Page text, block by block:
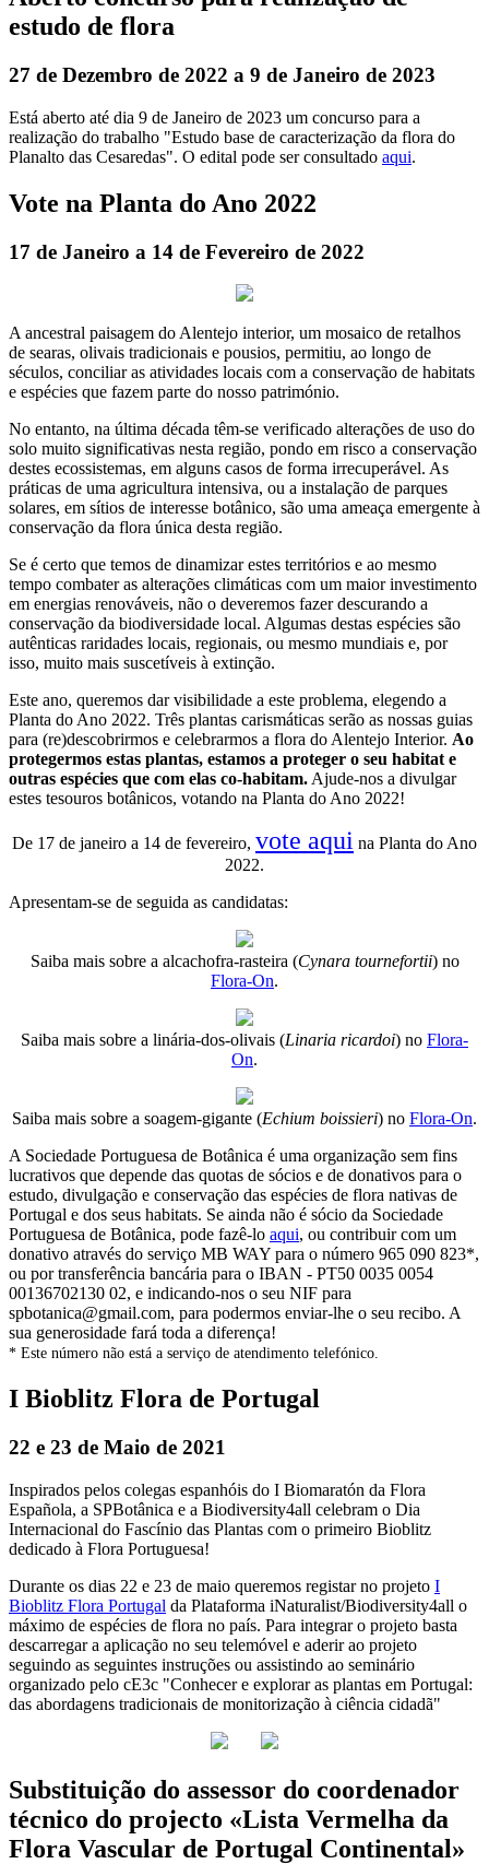
estudo de flora
27 de Dezembro de 2022 a 9 de Janeiro de 2023
Está aberto até dia 9 de Janeiro de 2023 um concurso para a
realização do trabalho "Estudo base de caracterização da flora do
Planalto das Cesaredas". O edital pode ser consultado aqui.
Vote na Planta do Ano 2022
17 de Janeiro a 14 de Fevereiro de 2022
A ancestral paisagem do Alentejo interior, um mosaico de retalhos
de searas, olivais tradicionais e pousios, permitiu, ao longo de
séculos, conciliar as atividades locais com a conservação de habitats
e espécies que fazem parte do nosso património.
No entanto, na última década têm-se verificado alterações de uso do
solo muito significativas nesta região, pondo em risco a conservação
destes ecossistemas, em alguns casos de forma irrecuperável. As
práticas de uma agricultura intensiva, ou a instalação de parques
solares, em sítios de interesse botânico, são uma ameaça emergente à
conservação da flora única desta região.
Se é certo que temos de dinamizar estes territórios e ao mesmo
tempo combater as alterações climáticas com um maior investimento
em energias renováveis, não o deveremos fazer descurando a
conservação da biodiversidade local. Algumas destas espécies são
autênticas raridades locais, regionais, ou mesmo mundiais e, por
isso, muito mais suscetíveis à extinção.
Este ano, queremos dar visibilidade a este problema, elegendo a
Planta do Ano 2022. Três plantas carismáticas serão as nossas guias
para (re)descobrirmos e celebrarmos a flora do Alentejo Interior. Ao
protegermos estas plantas, estamos a proteger o seu habitat e
outras espécies que com elas co-habitam.Ajude-nos a divulgar
estes tesouros botânicos, votando na Planta do Ano 2022!
De 17 de janeiro a 14 de fevereiro, vote aqui na Planta do Ano
2022.
Apresentam-se de seguida as candidatas:
Saiba mais sobre a alcachofra-rasteira (Cynara tournefortii) no
Flora-On.
Saiba mais sobre a linária-dos-olivais (Linaria ricardoi) no Flora-
On.
Saiba mais sobre a soagem-gigante (Echium boissieri) no Flora-On.
A Sociedade Portuguesa de Botânica é uma organização sem fins
lucrativos que depende das quotas de sócios e de donativos para o
estudo, divulgação e conservação das espécies de flora nativas de
Portugal e dos seus habitats. Se ainda não é sócio da Sociedade
Portuguesa de Botânica, pode fazê-lo aqui, ou contribuir com um
donativo através do serviço MB WAY para o número 965 090 823*,
ou por transferência bancária para o IBAN - PT50 0035 0054
00136702130 02, e indicando-nos o seu NIF para
spbotanica@gmail.com, para podermos enviar-lhe o seu recibo. A
sua generosidade fará toda a diferença!
* Este número não está a serviço de atendimento telefónico.
I Bioblitz Flora de Portugal
22 e 23 de Maio de 2021
Inspirados pelos colegas espanhóis do I Biomaratón da Flora
Española, a SPBotânica e a Biodiversity4all celebram o Dia
Internacional do Fascínio das Plantas com o primeiro Bioblitz
dedicado à Flora Portuguesa!
Durante os dias 22 e 23 de maio queremos registar no projeto I
Bioblitz Flora Portugal da Plataforma iNaturalist/Biodiversity4all o
máximo de espécies de flora no país. Para integrar o projeto basta
descarregar a aplicação no seu telemóvel e aderir ao projeto
seguindo as seguintes instruções ou assistindo ao seminário
organizado pelo cE3c "Conhecer e explorar as plantas em Portugal:
das abordagens tradicionais de monitorização à ciência cidadã"
Substituição do assessor do coordenador
técnico do projecto «Lista Vermelha da
Flora Vascular de Portugal Continental»